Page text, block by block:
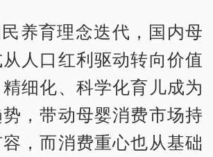
养育理念迭代，国内母
人口红利驱动转向价值
细化、科学化育儿成为
，带动母婴消费市场持
，而消费重心也从基础